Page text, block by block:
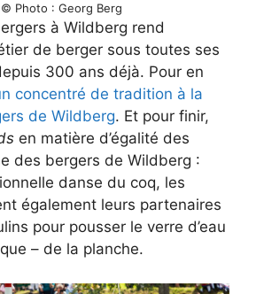
Photo : Georg Berg
à Wildberg rend
de berger sous toutes ses
300 ans déjà. Pour en
concentré de tradition à la
de Wildberg. Et pour finir,
en matière d’égalité des
des bergers de Wildberg :
danse du coq, les
également leurs partenaires
pour pousser le verre d’eau
– de la planche.